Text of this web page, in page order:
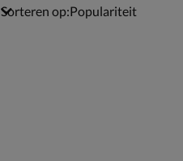
Sorteren op: